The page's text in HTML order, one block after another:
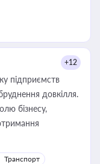
+12
підприємств
довкілля.
бізнесу,
Транспорт